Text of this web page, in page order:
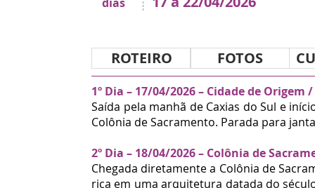
ROTEIRO FOTOS
1º Dia – 17/04/2026 – Cidade de
Saída pela manhã de Caxias do Sul e
Colônia de Sacramento. Parada para
2º Dia – 18/04/2026 – Colônia de
Chegada diretamente a Colônia de
rica em uma arquitetura datada do